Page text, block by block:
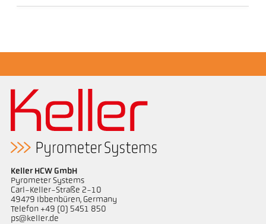
Keller HCW GmbH
Pyrometer Systems
Carl-Keller-Straße 2-10
49479 Ibbenbüren, Germany
Telefon +49 (0) 5451 850
ps@keller.de